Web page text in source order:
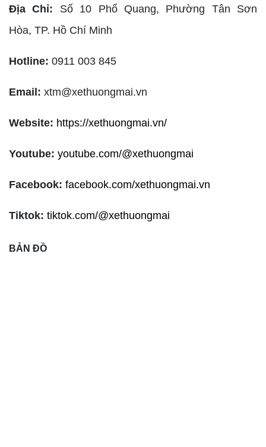
Địa Chỉ: Số 10 Phổ Quang, Phường Tân Sơn
Hòa, TP. Hồ Chí Minh
Hotline: 0911 003 845
Email: xtm@xethuongmai.vn
Website: https://xethuongmai.vn/
Youtube: youtube.com/@xethuongmai
Facebook: facebook.com/xethuongmai.vn
Tiktok: tiktok.com/@xethuongmai
BẢN ĐỒ